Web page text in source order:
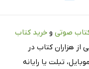
صوتی و خرید کتاب
از هزاران کتاب در
تبلت یا رایانه